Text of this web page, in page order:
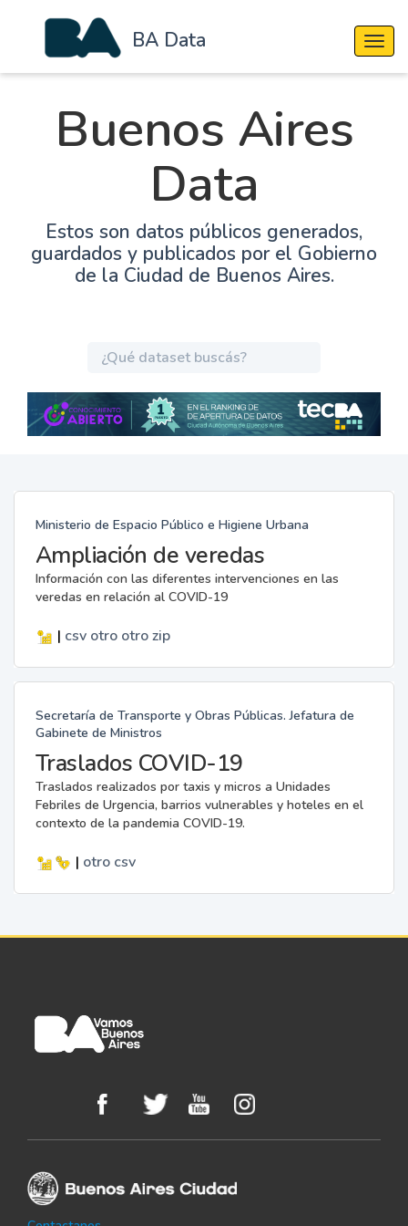
BA Data
Buenos Aires
Data
Estos son datos públicos generados,
guardados y publicados por el Gobierno
de la Ciudad de Buenos Aires.
Ministerio de Espacio Público e Higiene Urbana
Ampliación de veredas
Información con las diferentes intervenciones en las
veredas en relación al COVID-19
| csv otro otro zip
Secretaría de Transporte y Obras Públicas. Jefatura de
Gabinete de Ministros
Traslados COVID-19
Traslados realizados por taxis y micros a Unidades
Febriles de Urgencia, barrios vulnerables y hoteles en el
contexto de la pandemia COVID-19.
| otro csv